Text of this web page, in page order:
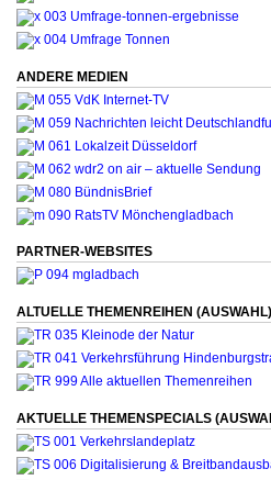
ANDERE MEDIEN
PARTNER-WEBSITES
ALTUELLE THEMENREIHEN (AUSWAHL)
AKTUELLE THEMENSPECIALS